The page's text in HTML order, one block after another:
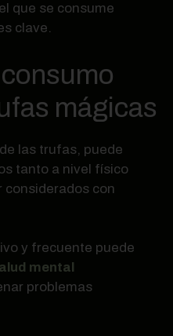
que se consume
clave.
mágicas
las trufas, puede
tanto a nivel físico
considerados con
y frecuente puede
mental
problemas